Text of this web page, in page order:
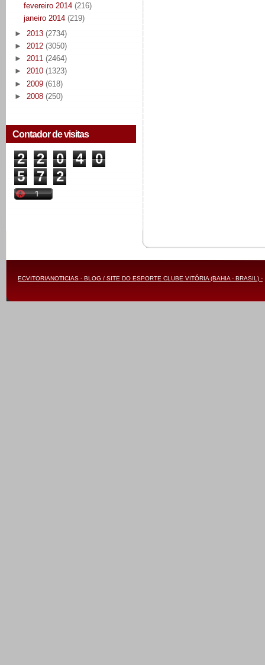
fevereiro 2014 (216)
janeiro 2014 (219)
► 2013 (2734)
► 2012 (3050)
► 2011 (2464)
► 2010 (1323)
► 2009 (618)
► 2008 (250)
Contador de visitas
2 2 0 4
0
5
7 2
ECVITORIANOTICIAS - BLOG / SITE DO ESPORTE CLUBE VITÓRIA (BAHIA - BRASIL) -